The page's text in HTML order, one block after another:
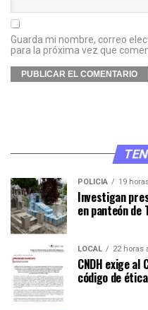
Guarda mi nombre, correo
para la próxima vez que
POLICÍA 19
Investigan
en panteón de
LOCAL 22 horas
CNDH exige al
código de ética